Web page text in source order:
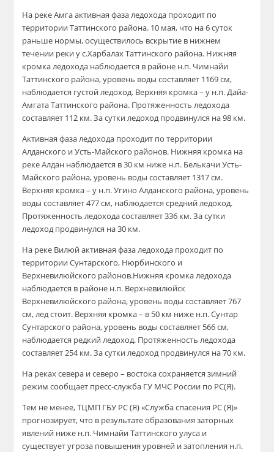
На реке Амга активная фаза ледохода проходит по
территории Таттинского района. 10 мая, что на 6 суток
раньше нормы, осуществилось вскрытие в нижнем
течении реки у с.Харбалах Таттинского района. Нижняя
кромка ледохода наблюдается в районе н.п. Чимнайи
Таттинского района, уровень воды составляет 1169 см,
наблюдается густой ледоход. Верхняя кромка – у н.п. Дайа-
Амгата Таттинского района. Протяженность ледохода
составляет 112 км. За сутки ледоход продвинулся на 98 км.
Активная фаза ледохода проходит по территории
Алданского и Усть-Майского районов. Нижняя кромка на
реке Алдан наблюдается в 30 км ниже н.п. Белькачи Усть-
Майского района, уровень воды составляет 1317 см.
Верхняя кромка – у н.п. Угино Алданского района, уровень
воды составляет 477 см, наблюдается средний ледоход.
Протяженность ледохода составляет 336 км. За сутки
ледоход продвинулся на 30 км.
На реке Вилюй активная фаза ледохода проходит по
территории Сунтарского, Нюрбинского и
Верхневилюйского районов.Нижняя кромка ледохода
наблюдается в районе н.п. Верхневилюйск
Верхневилюйского района, уровень воды составляет 767
см, лед стоит. Верхняя кромка – в 50 км ниже н.п. Сунтар
Сунтарского района, уровень воды составляет 566 см,
наблюдается редкий ледоход. Протяженность ледохода
составляет 254 км. За сутки ледоход продвинулся на 70 км.
На реках севера и северо – востока сохраняется зимний
режим сообщает пресс-служба ГУ МЧС России по РС(Я).
Тем не менее, ТЦМП ГБУ РС (Я) «Служба спасения РС (Я)»
прогнозирует, что в результате образования заторных
явлений ниже н.п. Чимнайи Таттинского улуса и
существует угроза повышения уровней и затопления н.п.